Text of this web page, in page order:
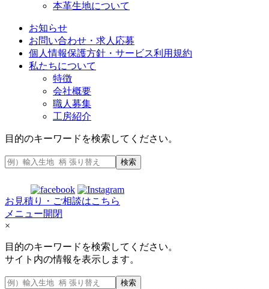
本革生地について
お知らせ
お問い合わせ・求人応募
個人情報保護方針・サービス利用規約
私たちについて
特徴
会社概要
職人募集
工房紹介
目的のキーワードを検索してください。
検索
お見積り・ご相談はこちら
メニュー開閉
×
目的のキーワードを検索してください。
サイト内の情報を表示します。
検索